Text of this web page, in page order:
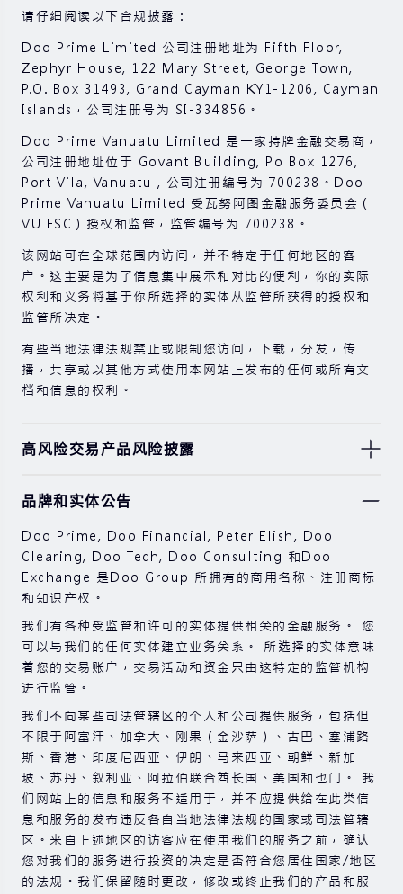
请仔细阅读以下合规披露：
Doo Prime Limited 公司注册地址为 Fifth Floor,
Zephyr House, 122 Mary Street, George Town,
P.O. Box 31493, Grand Cayman KY1-1206, Cayman
Islands，公司注册号为 SI-334856。
Doo Prime Vanuatu Limited 是一家持牌金融交易商，
公司注册地址位于 Govant Building, Po Box 1276,
Port Vila, Vanuatu , 公司注册编号为 700238。Doo
Prime Vanuatu Limited 受瓦努阿图金融服务委员会（
VU FSC）授权和监管，监管编号为 700238。
该网站可在全球范围内访问，并不特定于任何地区的客
户。这主要是为了信息集中展示和对比的便利，你的实际
权利和义务将基于你所选择的实体从监管所获得的授权和
监管所决定。
有些当地法律法规禁止或限制您访问，下载，分发，传
播，共享或以其他方式使用本网站上发布的任何或所有文
档和信息的权利。
高风险交易产品风险披露
券，期货，差价合约和其他金融产品交易涉及高风险，可
过去的投资表现并不代表其未来的表现。
在与我们进行任何交易之前，请确保您完全了解使用相应
金融工具进行交易的风险。 如果您不了解此处说明的风
险，则应寻求独立的专业建议。
品牌和实体公告
Doo Prime, Doo Financial, Peter Elish, Doo
Clearing, Doo Tech, Doo Consulting 和Doo
Exchange 是Doo Group 所拥有的商用名称、注册商标
和知识产权。
我们有各种受监管和许可的实体提供相关的金融服务。 您
可以与我们的任何实体建立业务关系。 所选择的实体意味
着您的交易账户，交易活动和资金只由这特定的监管机构
进行监管。
我们不向某些司法管辖区的个人和公司提供服务，包括但
不限于阿富汗、加拿大、刚果（金沙萨）、古巴、塞浦路
斯、香港、印度尼西亚、伊朗、马来西亚、朝鲜、新加
坡、苏丹、叙利亚、阿拉伯联合酋长国、美国和也门。 我
们网站上的信息和服务不适用于，并不应提供给在此类信
息和服务的发布违反各自当地法律法规的国家或司法管辖
区。来自上述地区的访客应在使用我们的服务之前，确认
您对我们的服务进行投资的决定是否符合您居住国家/地区
的法规。我们保留随时更改，修改或终止我们的产品和服